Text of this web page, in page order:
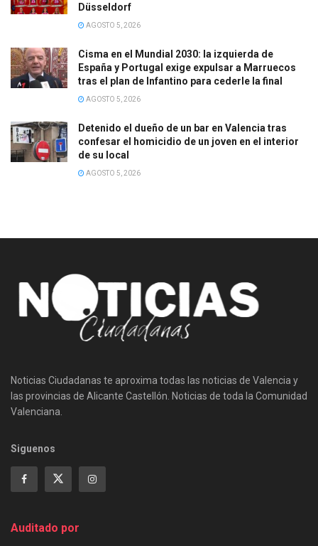
Düsseldorf
AGOSTO 5, 2026
Cisma en el Mundial 2030: la izquierda de
España y Portugal exige expulsar a Marruecos
tras el plan de Infantino para cederle la final
AGOSTO 5, 2026
Detenido el dueño de un bar en Valencia tras
confesar el homicidio de un joven en el interior
de su local
AGOSTO 5, 2026
Noticias Ciudadanas te aproxima todas las noticias de Valencia y
las provincias de Alicante Castellón. Noticias de toda la Comunidad
Valenciana.
Siguenos
Auditado por